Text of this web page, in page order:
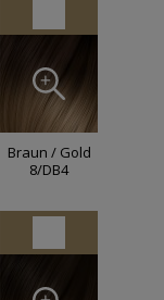
Braun / Gold
8/DB4